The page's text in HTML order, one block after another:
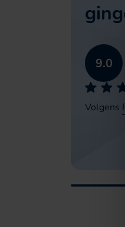
9.0
Volgens